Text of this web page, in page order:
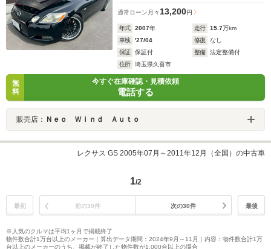
通常ローン 月々13,200円
年式 2007年 走行 15.7万km
車検
'27/04 修復
なし
保証
保証付 整備
法定整備付
住所
埼玉県久喜市
無
料
今すぐ在庫確認・見積依頼
電話する
販売店： Ｎｅｏ Ｗｉｎｄ Ａｕｔｏ
レクサス GS 2005年07月～2011年12月（全国）の中古車
1/2
最初 前の30件 次の30件 最後
※人気のクルマは平均1ヶ月で掲載終了
物件数合計1万台以上のメーカー｜算出データ期間：2024年9月～11月｜内容：物件数合計1万
台以上のメーカーのうち、掲載が終了した物件数が1,000台以上の場合